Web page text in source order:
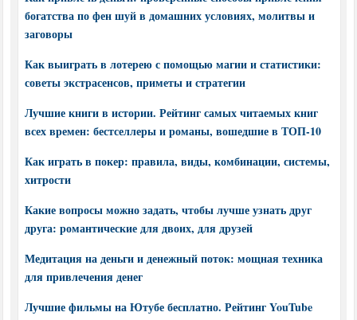
богатства по фен шуй в домашних условиях, молитвы и
заговоры
Как выиграть в лотерею с помощью магии и статистики:
советы экстрасенсов, приметы и стратегии
Лучшие книги в истории. Рейтинг самых читаемых книг
всех времен: бестселлеры и романы, вошедшие в ТОП-10
Как играть в покер: правила, виды, комбинации, системы,
хитрости
Какие вопросы можно задать, чтобы лучше узнать друг
друга: романтические для двоих, для друзей
Медитация на деньги и денежный поток: мощная техника
для привлечения денег
Лучшие фильмы на Ютубе бесплатно. Рейтинг YouTube